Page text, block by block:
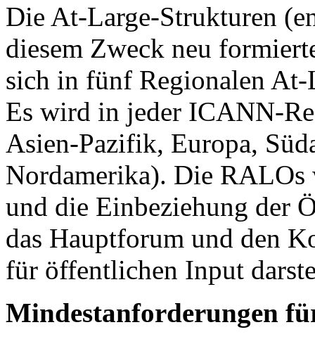
Die At-Large-Strukturen
diesem Zweck neu
sich in fünf Regionalen
Es wird in jeder ICANN-
Asien-Pazifik, Europa,
Nordamerika). Die
und die Einbeziehung der
das Hauptforum und den
für öffentlichen Input
Mindestanforderungen